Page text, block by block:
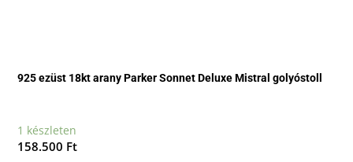
925 ezüst 18kt arany Parker Sonnet Deluxe Mistral golyóstoll
1 készleten
158.500 Ft